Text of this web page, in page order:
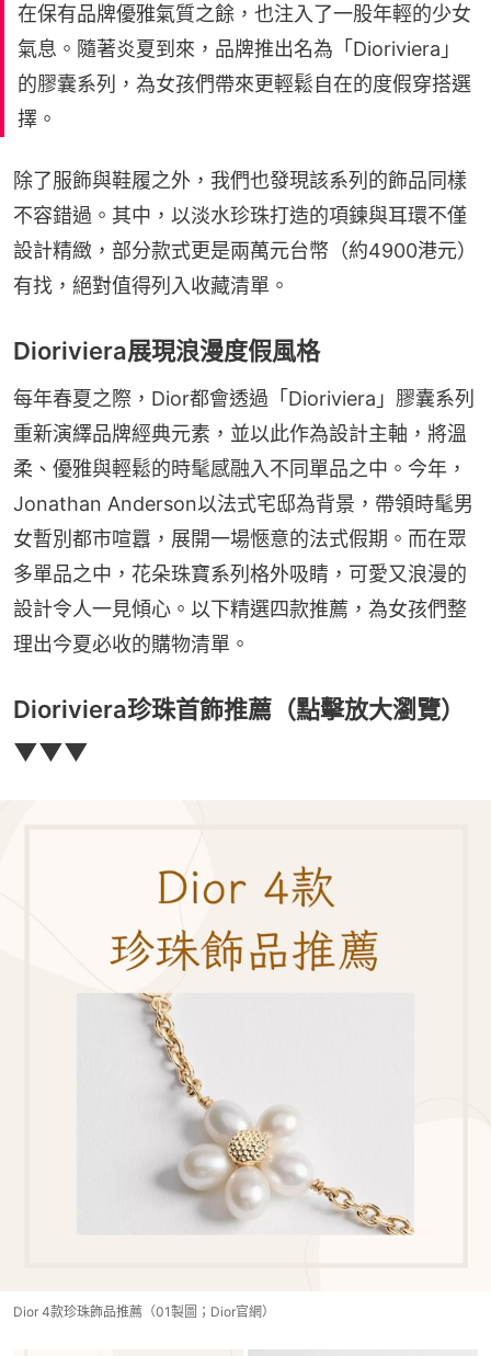
在保有品牌優雅氣質之餘，也注入了一股年輕的少女
氣息。隨著炎夏到來，品牌推出名為「Dioriviera」
的膠囊系列，為女孩們帶來更輕鬆自在的度假穿搭選
擇。
除了服飾與鞋履之外，我們也發現該系列的飾品同樣
不容錯過。其中，以淡水珍珠打造的項鍊與耳環不僅
設計精緻，部分款式更是兩萬元台幣（約4900港元）
有找，絕對值得列入收藏清單。
Dioriviera展現浪漫度假風格
每年春夏之際，Dior都會透過「Dioriviera」膠囊系列
重新演繹品牌經典元素，並以此作為設計主軸，將溫
柔、優雅與輕鬆的時髦感融入不同單品之中。今年，
Jonathan Anderson以法式宅邸為背景，帶領時髦男
女暫別都市喧囂，展開一場愜意的法式假期。而在眾
多單品之中，花朵珠寶系列格外吸睛，可愛又浪漫的
設計令人一見傾心。以下精選四款推薦，為女孩們整
理出今夏必收的購物清單。
Dioriviera珍珠首飾推薦（點擊放大瀏覽）
▼▼▼
Dior 4款珍珠飾品推薦（01製圖；Dior官網）